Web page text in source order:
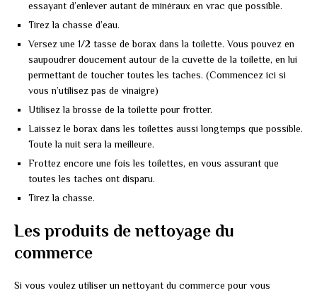
essayant d’enlever autant de minéraux en vrac que possible.
Tirez la chasse d’eau.
Versez une 1/2 tasse de borax dans la toilette. Vous pouvez en
saupoudrer doucement autour de la cuvette de la toilette, en lui
permettant de toucher toutes les taches. (Commencez ici si
vous n’utilisez pas de vinaigre)
Utilisez la brosse de la toilette pour frotter.
Laissez le borax dans les toilettes aussi longtemps que possible.
Toute la nuit sera la meilleure.
Frottez encore une fois les toilettes, en vous assurant que
toutes les taches ont disparu.
Tirez la chasse.
Les produits de nettoyage du
commerce
Si vous voulez utiliser un nettoyant du commerce pour vous